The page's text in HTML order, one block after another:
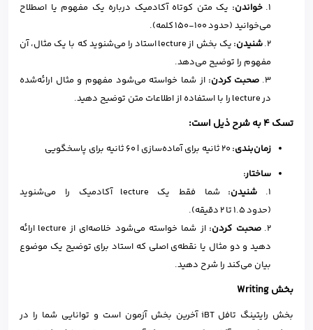
۱. خواندن: یک متن کوتاه آکادمیک درباره یک مفهوم یا اصطلاح
می‌خوانید (حدود ۱۰۰-۱۵۰ کلمه).
۲. شنیدن:
یک بخش از lecture استاد را می‌شنوید که با یک مثال، آن
مفهوم را توضیح می‌دهد.
۳. صحبت کردن: از شما خواسته می‌شود مفهوم و مثال ارائه‌شده
در lecture را با استفاده از اطلاعات متن توضیح دهید.
تسک ۴ به شرح ذیل است:
زمان‌بندی:
ساختار:
۱.
شنیدن:
شما فقط یک lecture آکادمیک را می‌شنوید
(حدود ۱.۵ تا ۲ دقیقه).
۲. صحبت کردن:
از شما خواسته می‌شود خلاصه‌ای از lecture ارائه
دهید و دو مثال یا نقطه‌ی اصلی که استاد برای توضیح یک موضوع
بیان می‌کند را شرح دهید.
بخش Writing
بخش رایتینگ تافل iBT آخرین بخش آزمون است و توانایی شما را در